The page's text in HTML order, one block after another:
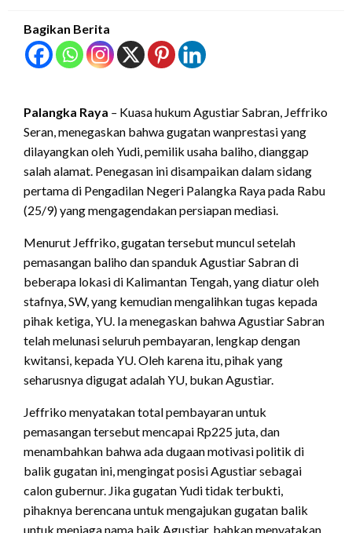
Bagikan Berita
Palangka Raya – Kuasa hukum Agustiar Sabran, Jeffriko
Seran, menegaskan bahwa gugatan wanprestasi yang
dilayangkan oleh Yudi, pemilik usaha baliho, dianggap
salah alamat. Penegasan ini disampaikan dalam sidang
pertama di Pengadilan Negeri Palangka Raya pada Rabu
(25/9) yang mengagendakan persiapan mediasi.
Menurut Jeffriko, gugatan tersebut muncul setelah
pemasangan baliho dan spanduk Agustiar Sabran di
beberapa lokasi di Kalimantan Tengah, yang diatur oleh
stafnya, SW, yang kemudian mengalihkan tugas kepada
pihak ketiga, YU. Ia menegaskan bahwa Agustiar Sabran
telah melunasi seluruh pembayaran, lengkap dengan
kwitansi, kepada YU. Oleh karena itu, pihak yang
seharusnya digugat adalah YU, bukan Agustiar.
Jeffriko menyatakan total pembayaran untuk
pemasangan tersebut mencapai Rp225 juta, dan
menambahkan bahwa ada dugaan motivasi politik di
balik gugatan ini, mengingat posisi Agustiar sebagai
calon gubernur. Jika gugatan Yudi tidak terbukti,
pihaknya berencana untuk mengajukan gugatan balik
untuk menjaga nama baik Agustiar, bahkan menyatakan